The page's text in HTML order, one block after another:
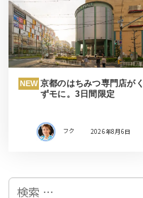
NEW 京都のはちみつ専門店がく
ずモに。3日間限定
フク 2026年8月6日
検